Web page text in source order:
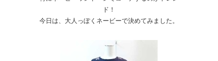
ド！
今日は、大人っぽくネービーで決めてみました。